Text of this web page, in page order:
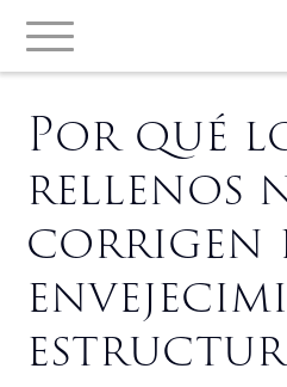
Por qué
rellenos
corrigen